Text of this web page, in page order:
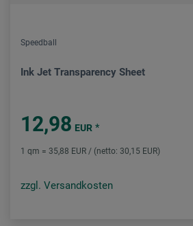
Speedball
Ink Jet Transparency Sheet
12,98 EUR *
1 qm = 35,88 EUR / (netto: 30,15 EUR)
zzgl. Versandkosten